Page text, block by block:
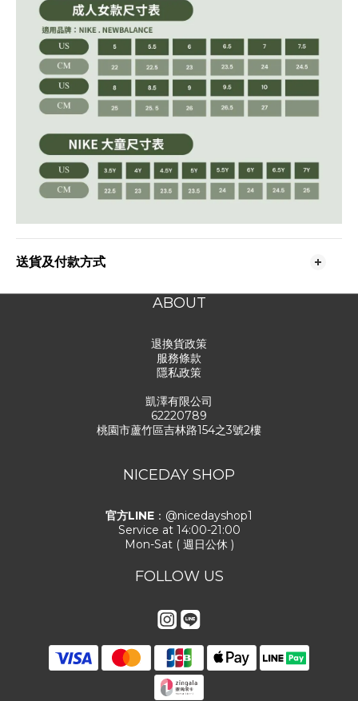
送貨及付款方式
ABOUT
退換貨政策
服務條款
隱私政策
凱澤有限公司
62220789
桃園市蘆竹區吉林路154之3號2樓
NICEDAY SHOP
官方LINE ：@nicedayshop1
Service at 14:00-21:00
Mon-Sat ( 週日公休 )
FOLLOW US